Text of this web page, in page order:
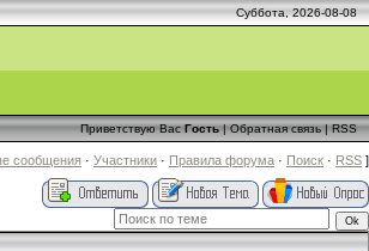
Суббота, 2026-08-08
Приветствую Вас Гость|Обратная связь|RSS
сообщения · Участники · Правила форума · Поиск · RSS ]